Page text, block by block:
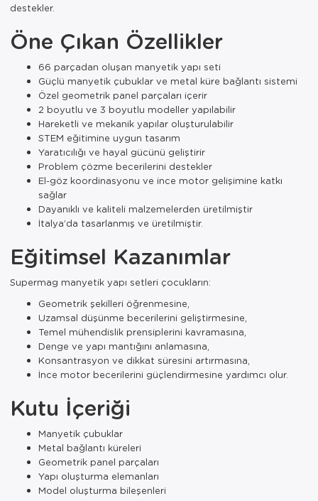
destekler.
Öne Çıkan Özellikler
66 parçadan oluşan manyetik yapı seti
Güçlü manyetik çubuklar ve metal küre bağlantı sistemi
Özel geometrik panel parçaları içerir
2 boyutlu ve 3 boyutlu modeller yapılabilir
Hareketli ve mekanik yapılar oluşturulabilir
STEM eğitimine uygun tasarım
Yaratıcılığı ve hayal gücünü geliştirir
Problem çözme becerilerini destekler
El-göz koordinasyonu ve ince motor gelişimine katkı
sağlar
Dayanıklı ve kaliteli malzemelerden üretilmiştir
İtalya’da tasarlanmış ve üretilmiştir.
Eğitimsel Kazanımlar
Supermag manyetik yapı setleri çocukların:
Geometrik şekilleri öğrenmesine,
Uzamsal düşünme becerilerini geliştirmesine,
Temel mühendislik prensiplerini kavramasına,
Denge ve yapı mantığını anlamasına,
Konsantrasyon ve dikkat süresini artırmasına,
İnce motor becerilerini güçlendirmesine yardımcı olur.
Kutu İçeriği
Manyetik çubuklar
Metal bağlantı küreleri
Geometrik panel parçaları
Yapı oluşturma elemanları
Model oluşturma bileşenleri